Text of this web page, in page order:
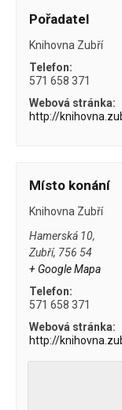
Pořadatel
Knihovna Zubří
Telefon:
571 658 371
Webová stránka:
http://
Místo konání
Knihovna Zubří
Hamerská 10,
Zubří, 756 54
+ Google Mapa
Telefon:
571 658 371
Webová stránka:
http://